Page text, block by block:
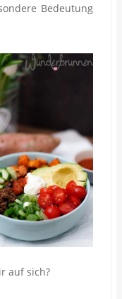
Bedeutung
auf sich?